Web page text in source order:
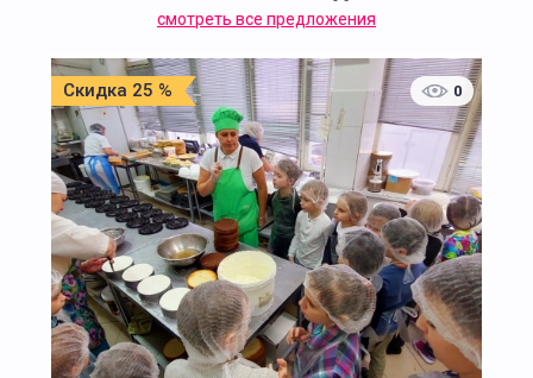
смотреть все предложения
Скидка 25 % 0